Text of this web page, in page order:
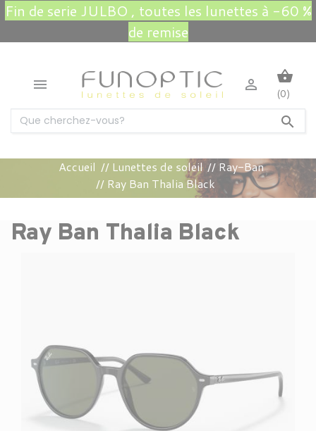
Fin de serie JULBO , toutes les lunettes à -60 %
de remise


 shopping_basket
(0)
Accueil Lunettes de soleil
Ray-Ban
Ray Ban Thalia Black
Ray Ban Thalia Black